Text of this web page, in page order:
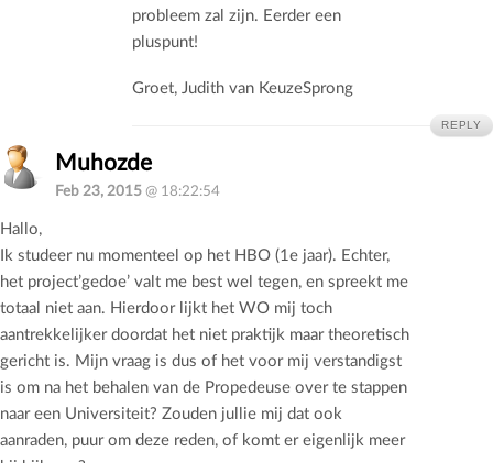
probleem zal zijn. Eerder een
pluspunt!
Groet, Judith van KeuzeSprong
REPLY
Muhozde
Feb 23, 2015@ 18:22:54
Hallo,
Ik studeer nu momenteel op het HBO (1e jaar). Echter,
het project’gedoe’ valt me best wel tegen, en spreekt me
totaal niet aan. Hierdoor lijkt het WO mij toch
aantrekkelijker doordat het niet praktijk maar theoretisch
gericht is. Mijn vraag is dus of het voor mij verstandigst
is om na het behalen van de Propedeuse over te stappen
naar een Universiteit? Zouden jullie mij dat ook
aanraden, puur om deze reden, of komt er eigenlijk meer